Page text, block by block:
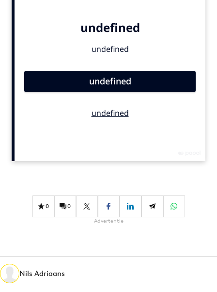
Carriere
Contentmarketing
Digital transformation
Gedragsverandering
Influencer marketing
Media
Merkstrategie
0 0
Advertentie
Nils Adriaans